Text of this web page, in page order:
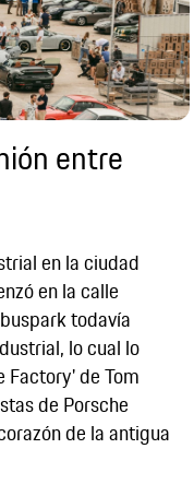
entre
en la ciudad
en la calle
todavía
lo cual lo
Factory' de Tom
de Porsche
de la antigua